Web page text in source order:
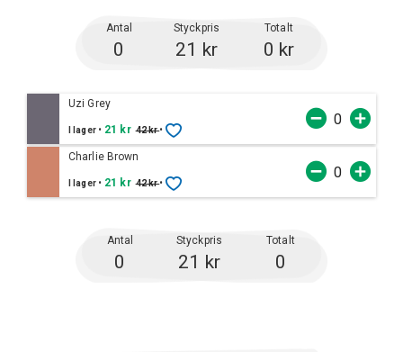
Antal Styckpris Totalt
0 21 kr 0 kr
Uzi Grey
I lager • 21 kr 42 kr•
Charlie Brown
I lager • 21 kr 42 kr•
Antal Styckpris Totalt
0 21 kr 0